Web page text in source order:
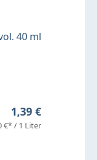
40 ml
Regulärer Preis:
1,39 €
€* / 1 Liter